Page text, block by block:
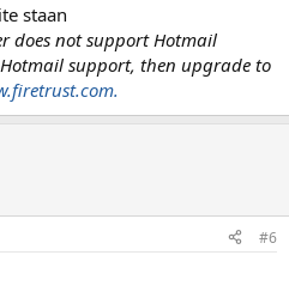
staan
does not support Hotmail
support, then upgrade to
#6